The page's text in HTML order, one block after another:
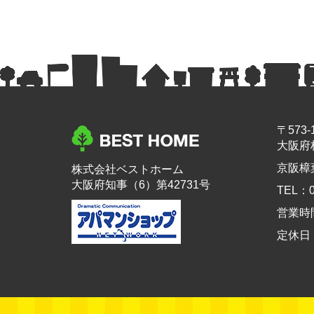
株式会社ベストホーム
大阪府知事（6）第42731号
〒573-
大阪府
京阪樟
TEL：
営業時
定休日